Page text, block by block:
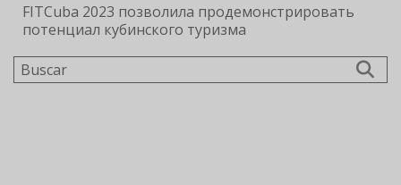
FITCuba 2023 позволила продемонстрировать
потенциал кубинского туризма
Buscar